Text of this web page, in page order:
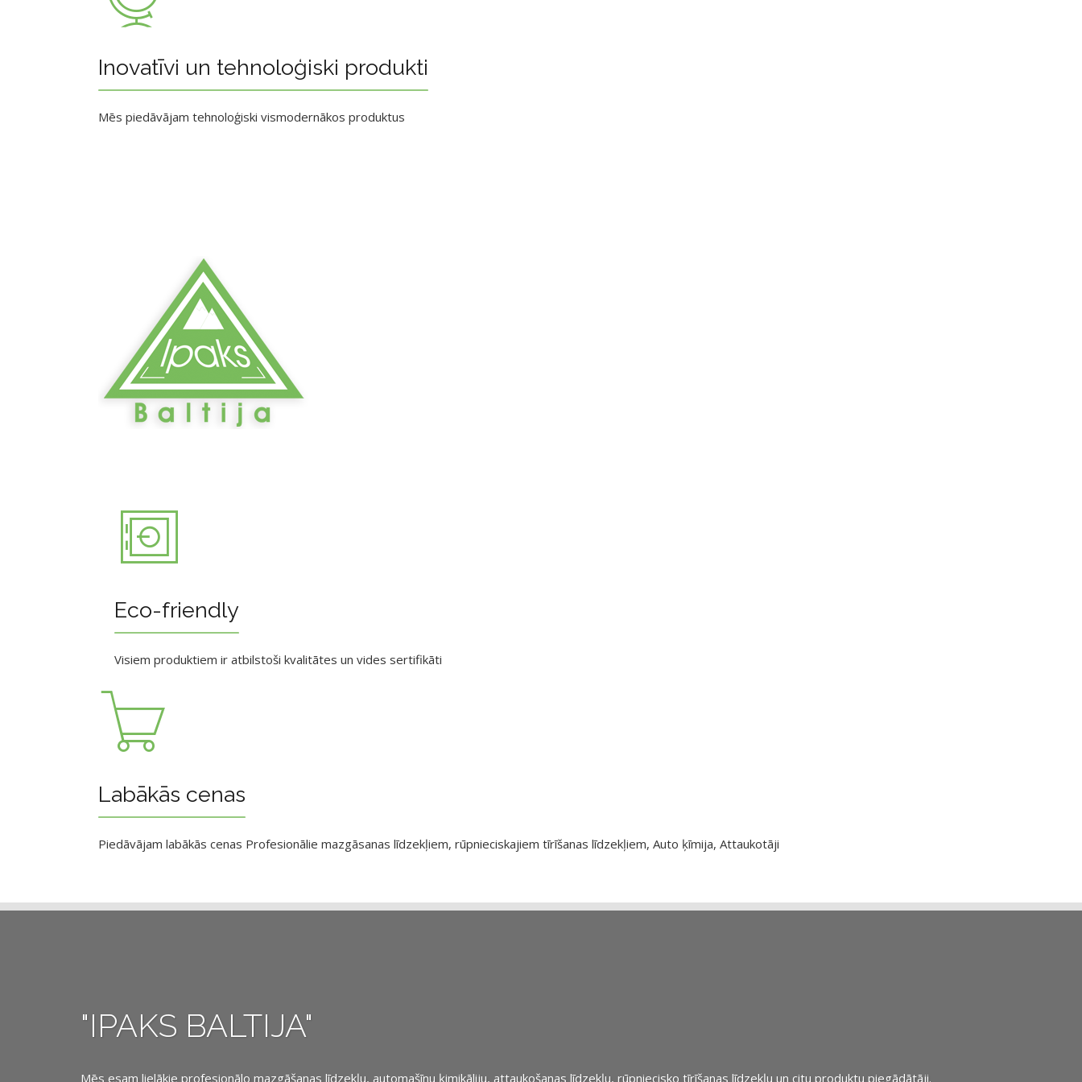
Inovatīvi un tehnoloģiski produkti
Mēs piedāvājam tehnoloģiski vismodernākos produktus
Eco-friendly
Visiem produktiem ir atbilstoši kvalitātes un vides sertifikāti
Labākās cenas
Piedāvājam labākās cenas Profesionālie mazgāsanas līdzekļiem, rūpnieciskajiem tīrīšanas līdzekļiem, Auto ķīmija, Attaukotāji
"IPAKS BALTIJA"
Mēs esam lielākie profesionālo mazgāšanas līdzekļu, automašīnu ķimikāliju, attaukošanas līdzekļu, rūpniecisko tīrīšanas līdzekļu un citu produktu piegādātāji.